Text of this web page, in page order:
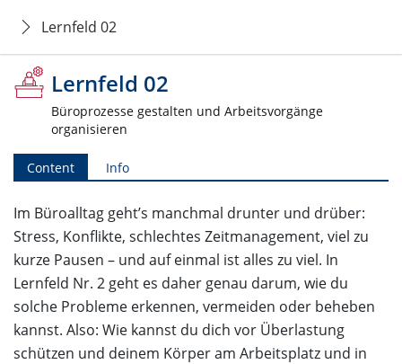
Lernfeld 02
Lernfeld 02
Büroprozesse gestalten und Arbeitsvorgänge
organisieren
Content Info
Im Büroalltag geht’s manchmal drunter und drüber:
Stress, Konflikte, schlechtes Zeitmanagement, viel zu
kurze Pausen – und auf einmal ist alles zu viel. In
Lernfeld Nr. 2 geht es daher genau darum, wie du
solche Probleme erkennen, vermeiden oder beheben
kannst. Also: Wie kannst du dich vor Überlastung
schützen und deinem Körper am Arbeitsplatz und in